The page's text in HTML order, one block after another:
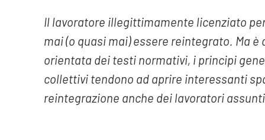
Il lavoratore illegittimamente licenziato
mai (o quasi mai) essere reintegrato. Ma
orientata dei testi normativi, i principi
collettivi tendono ad aprire interessanti
reintegrazione anche dei lavoratori assunti